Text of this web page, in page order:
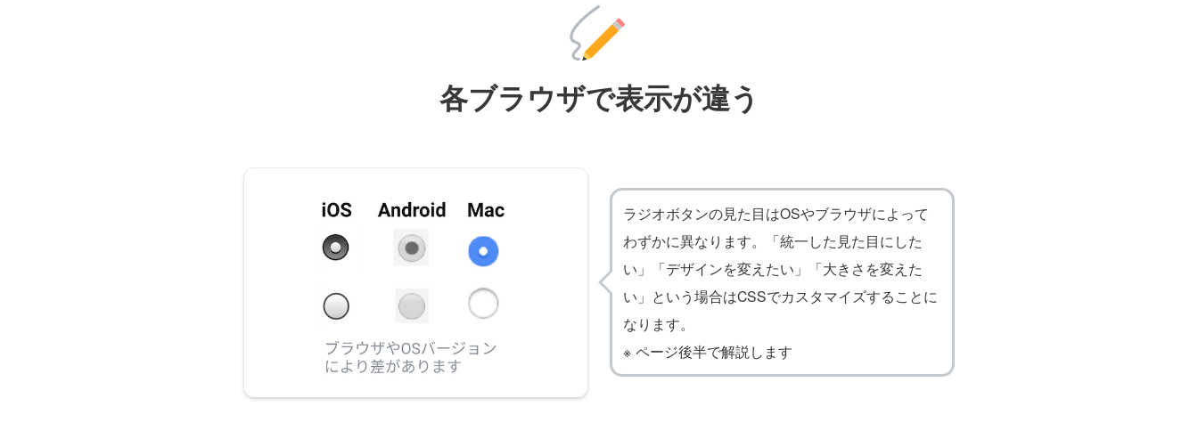
各ブラウザで表示が違う
ラジオボタンの見た目はOSやブラウザによって
わずかに異なります。「統一した見た目にした
い」「デザインを変えたい」「大きさを変えた
い」という場合はCSSでカスタマイズすることに
なります。
※ ページ後半で解説します